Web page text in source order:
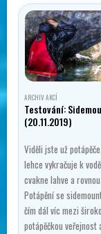
ARCHIV AKCÍ
Testování:
(20.11.2019)
Viděli jste už
lehce vykračuje k
cvakne lahve a
Potápění se
čím dál víc mezi
potápěčkou veřejnost